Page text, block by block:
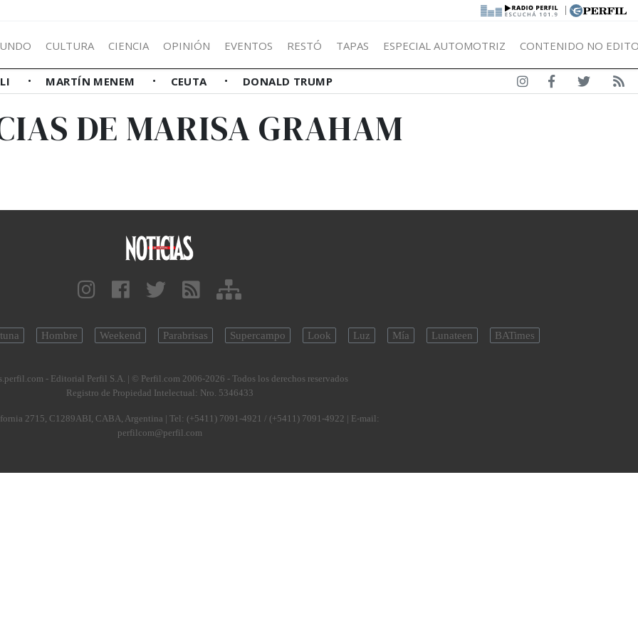
|
CULTURA CIENCIA OPINIÓN EVENTOS RESTÓ TAPAS ESPECIAL AUTOMOTRIZ CONTENIDO NO
MARTÍN MENEM CEUTA DONALD TRUMP
DE MARISA GRAHAM
Hombre Weekend Parabrisas Supercampo Look Luz Mía Lunateen BATimes
- Editorial Perfil S.A. | © Perfil.com 2006-2026 - Todos los derechos reservados
Registro de Propiedad Intelectual: Nro. 5346433
2715, C1289ABI, CABA, Argentina | Tel: (+5411) 7091-4921 / (+5411) 7091-4922 | E-mail:
perfilcom@perfil.com